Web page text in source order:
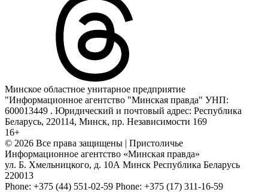
Минское областное унитарное предприятие
"Информационное агентство "Минская правда" УНП:
600013449 . Юридический и почтовый адрес: Республика
Беларусь, 220114, Минск, пр. Независимости 169
16+
© 2026 Все права защищены | Пристоличье
Информационное агентство «Минская правда»
ул. Б. Хмельницкого, д. 10А Минск Республика Беларусь
220013
Phone: +375 (44) 551-02-59 Phone: +375 (17) 311-16-59